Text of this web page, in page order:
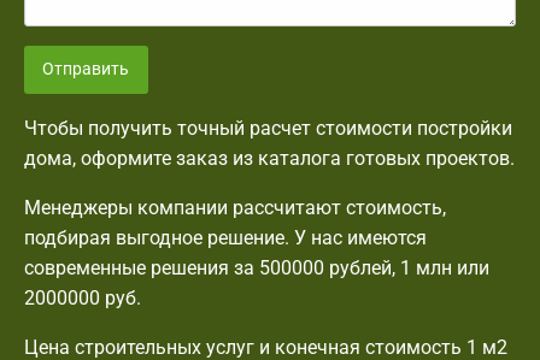
Отправить
Чтобы получить точный расчет стоимости постройки
дома, оформите заказ из каталога готовых проектов.
Менеджеры компании рассчитают стоимость,
подбирая выгодное решение. У нас имеются
современные решения за 500000 рублей, 1 млн или
2000000 руб.
Цена строительных услуг и конечная стоимость 1 м2